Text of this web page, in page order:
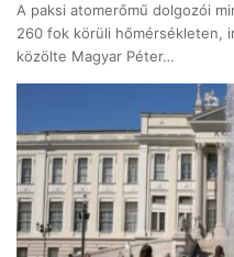
A paksi atomerőmű dolgozói
260 fok körüli hőmérsékleten,
közölte Magyar Péter…